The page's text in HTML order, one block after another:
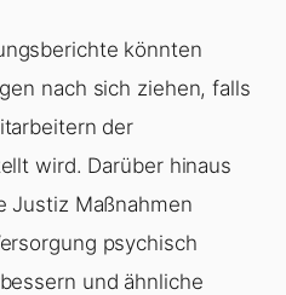
könnten
nach sich ziehen, falls
der
wird. Darüber hinaus
Justiz Maßnahmen
psychisch
und ähnliche